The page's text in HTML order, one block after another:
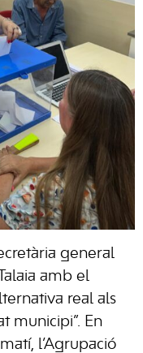
general
amb el
real als
municipi”. En
l’Agrupació